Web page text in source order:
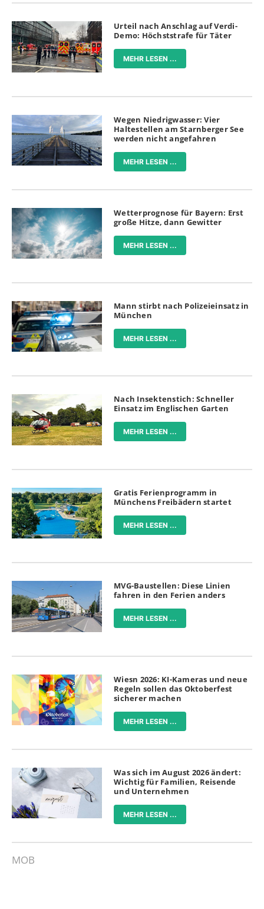
Urteil nach Anschlag auf Verdi-
Demo: Höchststrafe für Täter
MEHR LESEN ...
Wegen Niedrigwasser: Vier
Haltestellen am Starnberger See
werden nicht angefahren
MEHR LESEN ...
Wetterprognose für Bayern: Erst
große Hitze, dann Gewitter
MEHR LESEN ...
Mann stirbt nach Polizeieinsatz in
München
MEHR LESEN ...
Nach Insektenstich: Schneller
Einsatz im Englischen Garten
MEHR LESEN ...
Gratis Ferienprogramm in
Münchens Freibädern startet
MEHR LESEN ...
MVG-Baustellen: Diese Linien
fahren in den Ferien anders
MEHR LESEN ...
Wiesn 2026: KI-Kameras und neue
Regeln sollen das Oktoberfest
sicherer machen
MEHR LESEN ...
Was sich im August 2026 ändert:
Wichtig für Familien, Reisende
und Unternehmen
MEHR LESEN ...
MOB